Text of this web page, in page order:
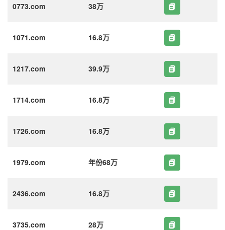
0773.com 38万
1071.com 16.8万
1217.com 39.9万
1714.com 16.8万
1726.com 16.8万
1979.com 年份68万
2436.com 16.8万
3735.com 28万